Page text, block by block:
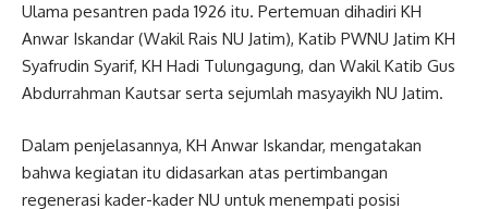
Ulama pesantren pada 1926 itu. Pertemuan dihadiri KH
Anwar Iskandar (Wakil Rais NU Jatim), Katib PWNU Jatim KH
Syafrudin Syarif, KH Hadi Tulungagung, dan Wakil Katib Gus
Abdurrahman Kautsar serta sejumlah masyayikh NU Jatim.
Dalam penjelasannya, KH Anwar Iskandar, mengatakan
bahwa kegiatan itu didasarkan atas pertimbangan
regenerasi kader-kader NU untuk menempati posisi